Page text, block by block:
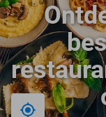
Bij mij in de